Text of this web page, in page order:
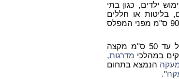
ילדים, כגון בתי
בליטות או חללים
הנמצא בתחום 10 ס"מ עד 90 ס"מ מפני המפלס
ובתחום של עד 50 ס"מ מקצה
מדרגות,
הנמצא בתחום
".